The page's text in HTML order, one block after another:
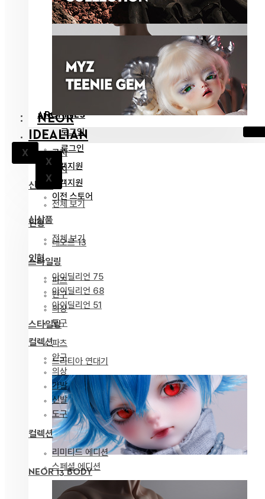
ARCHIVES
X
NEOR
로그인
X
공지
고객지원
신상품
전체 보기
인형
네오르 13
스타일링
파츠
안구
의상
도구
컬렉션
드리티아 연대기
NEOR 13 BODY
IDEALIAN
로그인
X
공지
고객지원
이전 스토어
신상품
전체 보기
인형
아이딜리언 75
아이딜리언 68
아이딜리언 51
스타일링
파츠
안구
의상
가발
신발
도구
컬렉션
리미티드 에디션
스페셜 에디션